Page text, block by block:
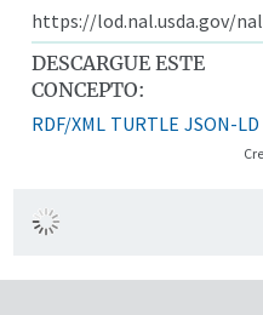
https://lod.nal.usda.gov/
DESCARGUE ESTE
CONCEPTO:
RDF/XML TURTLE JSON-LD